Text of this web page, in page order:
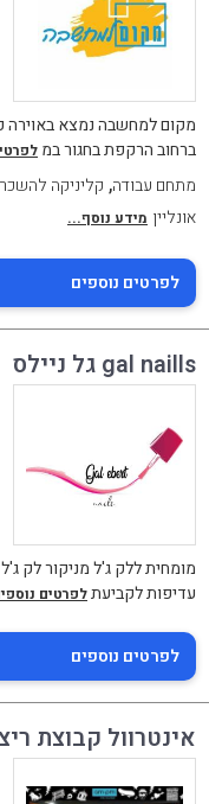
מקום למחשבה נמצא באוירה
ברחוב הרקפת בחגור במ
מתחם עבודה, קליניקה
אונליין מידע נוסף...
לפרטים נוספים
gal naills גל ניילס
מומחית ללק ג'ל מניקור לק
עדיפות לקביעתלפרטים
לפרטים נוספים
אינטרוול קבוצת